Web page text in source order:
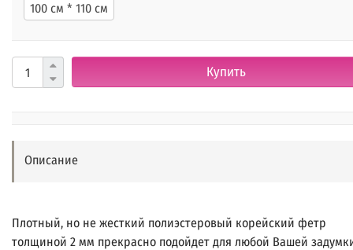
100 см * 110 см
Купить
Описание
Плотный, но не жесткий полиэстеровый корейский фетр
толщиной 2 мм прекрасно подойдет для любой Вашей